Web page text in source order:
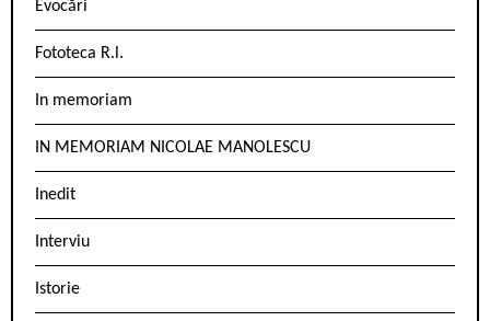
Evocări
Fototeca R.l.
In memoriam
IN MEMORIAM NICOLAE MANOLESCU
Inedit
Interviu
Istorie